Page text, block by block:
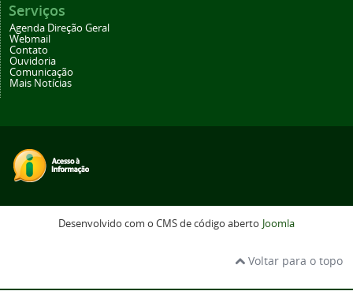
Serviços
Agenda Direção Geral
Webmail
Contato
Ouvidoria
Comunicação
Mais Notícias
Desenvolvido com o CMS de código aberto Joomla
Voltar para o topo